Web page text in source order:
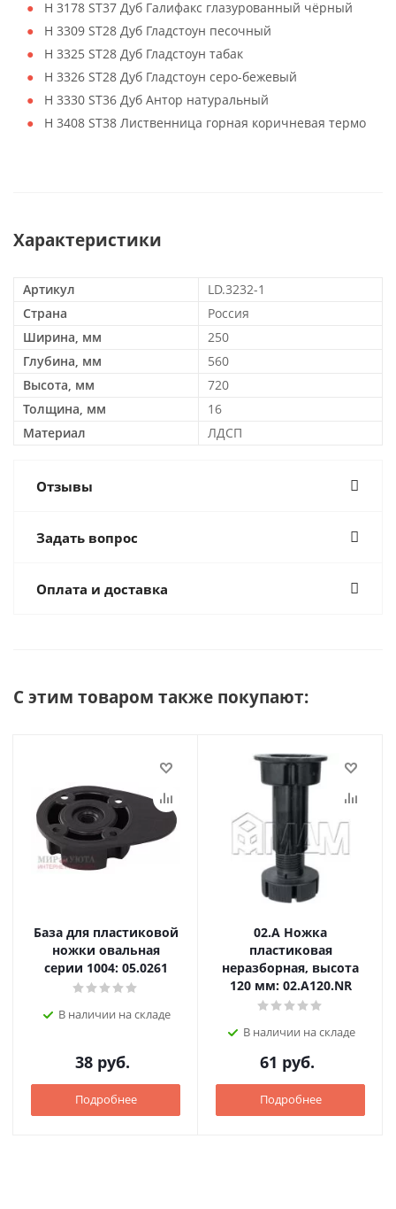
H 3178 ST37 Дуб Галифакс глазурованный чёрный
H 3309 ST28 Дуб Гладстоун песочный
H 3325 ST28 Дуб Гладстоун табак
H 3326 ST28 Дуб Гладстоун серо-бежевый
H 3330 ST36 Дуб Антор натуральный
H 3408 ST38 Лиственница горная коричневая термо
Характеристики
Артикул
LD.3232-1
Страна
Россия
Ширина, мм
250
Глубина, мм
560
Высота, мм
720
Толщина, мм
16
Материал
ЛДСП
Отзывы
Задать вопрос
Оплата и доставка
С этим товаром также покупают:
База для пластиковой
ножки овальная
серии 1004: 05.0261
В наличии на складе
38 руб.
Подробнее
02.А Ножка
пластиковая
неразборная, высота
120 мм: 02.A120.NR
В наличии на складе
61 руб.
Подробнее